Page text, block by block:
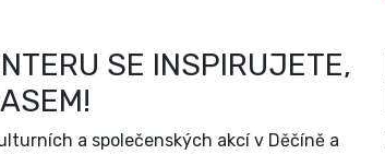
SE INSPIRUJETE,
a společenských akcí v Děčíně a